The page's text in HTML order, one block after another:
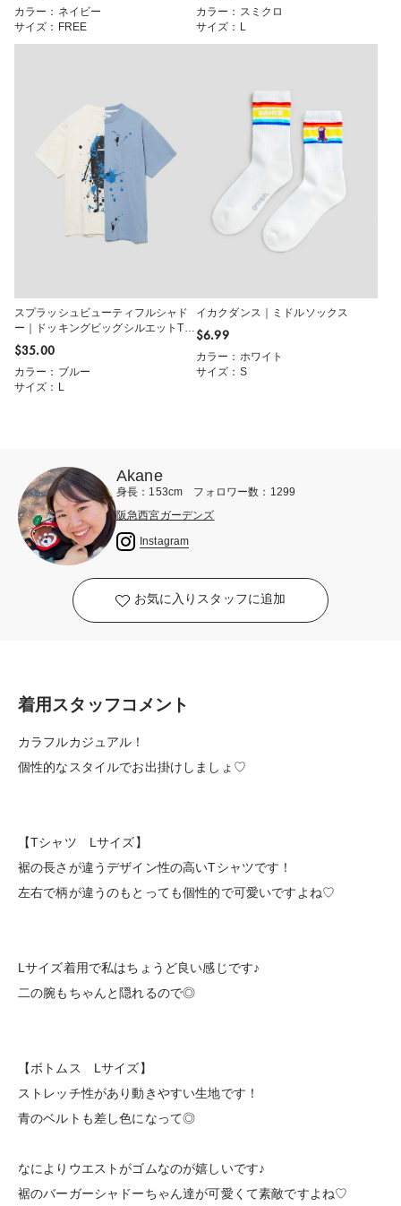
カラー：ネイビー
サイズ：FREE
カラー：スミクロ
サイズ：L
スプラッシュビューティフルシャド
ー｜ドッキングビッグシルエットTシ
ャツ
$‌35.00
カラー：ブルー
サイズ：L
イカクダンス｜ミドルソックス
$‌6.99
カラー：ホワイト
サイズ：S
Akane
身長：153cm フォロワー数：1299
阪急西宮ガーデンズ
Instagram
お気に入りスタッフに追加
着用スタッフコメント
カラフルカジュアル！
個性的なスタイルでお出掛けしましょ♡
【Tシャツ Lサイズ】
裾の長さが違うデザイン性の高いTシャツです！
左右で柄が違うのもとっても個性的で可愛いですよね♡
Lサイズ着用で私はちょうど良い感じです♪
二の腕もちゃんと隠れるので◎
【ボトムス Lサイズ】
ストレッチ性があり動きやすい生地です！
青のベルトも差し色になって◎
なによりウエストがゴムなのが嬉しいです♪
裾のバーガーシャドーちゃん達が可愛くて素敵ですよね♡